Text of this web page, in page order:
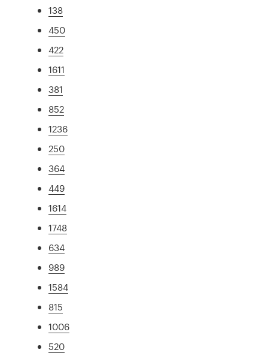
138
450
422
1611
381
852
1236
250
364
449
1614
1748
634
989
1584
815
1006
520